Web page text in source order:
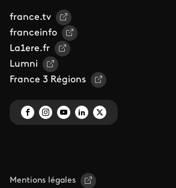
france.tv
franceinfo
La1ere.fr
Lumni
France 3 Régions
Mentions légales